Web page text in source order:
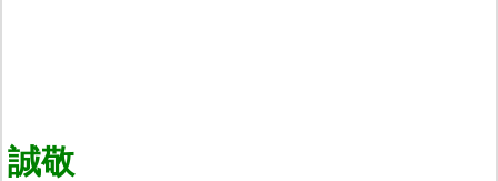
誠敬